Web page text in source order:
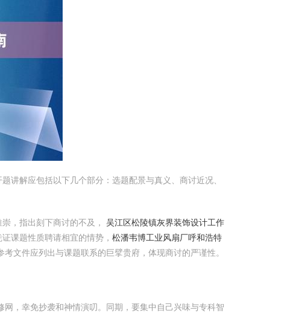
讲解应包括以下几个部分：选题配景与真义、商讨近况、
，指出刻下商讨的不及， 吴江区松陵镇灰界装饰设计工作
课题性质聘请相宜的情势， 松潘韦博工业风扇厂呼和浩特
文件应列出与课题联系的巨擘贵府，体现商讨的严谨性。
，幸免抄袭和神情演叨。同期，要集中自己兴味与专科智